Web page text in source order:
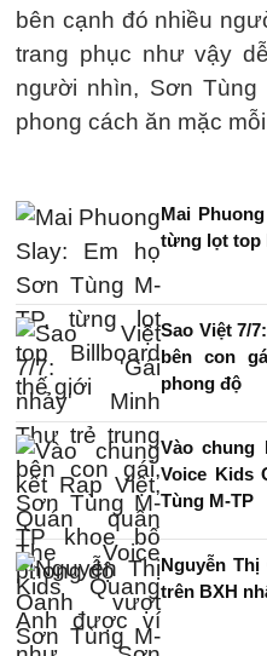
bên cạnh đó nhiều
trang phục như vậy
người nhìn, Sơn Tùng
phong cách ăn mặc
Mai
từng lọt top
Sao Việt 7/
bên con
phong độ
Vào chung
Voice Kids
Tùng M-TP
Nguyễn
trên BXH